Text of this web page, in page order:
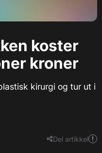
koster
kroner
kirurgi og tur ut i
Del artikkel